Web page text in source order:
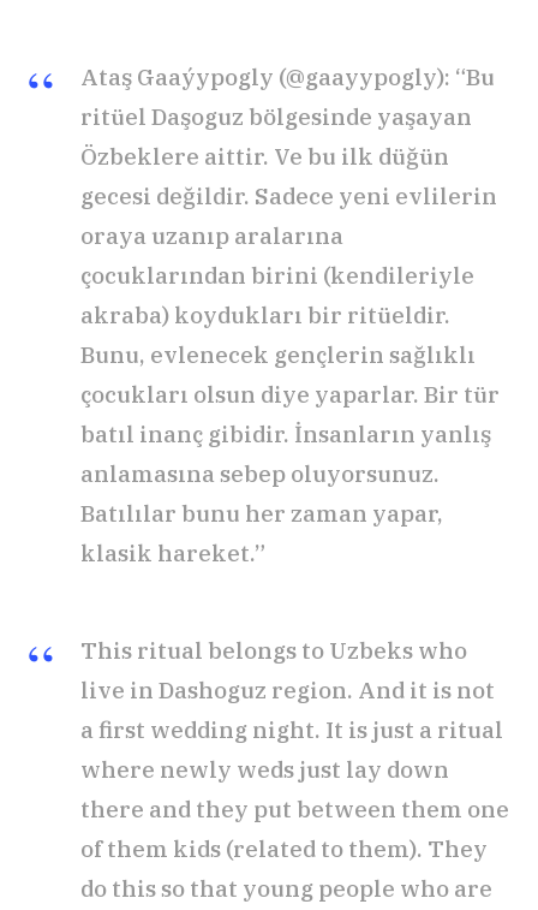
Ataş Gaaýypogly (@gaayypogly): “Bu
ritüel Daşoguz bölgesinde yaşayan
Özbeklere aittir. Ve bu ilk düğün
gecesi değildir. Sadece yeni evlilerin
oraya uzanıp aralarına
çocuklarından birini (kendileriyle
akraba) koydukları bir ritüeldir.
Bunu, evlenecek gençlerin sağlıklı
çocukları olsun diye yaparlar. Bir tür
batıl inanç gibidir. İnsanların yanlış
anlamasına sebep oluyorsunuz.
Batılılar bunu her zaman yapar,
klasik hareket.”
This ritual belongs to Uzbeks who
live in Dashoguz region. And it is not
a first wedding night. It is just a ritual
where newly weds just lay down
there and they put between them one
of them kids (related to them). They
do this so that young people who are